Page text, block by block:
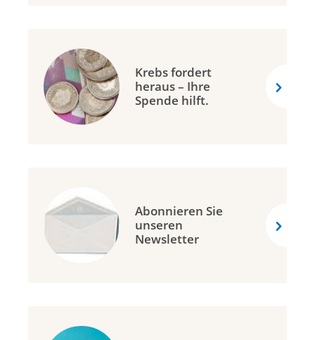
Krebs fordert
heraus – Ihre
Spende hilft.
Abonnieren Sie
unseren
Newsletter